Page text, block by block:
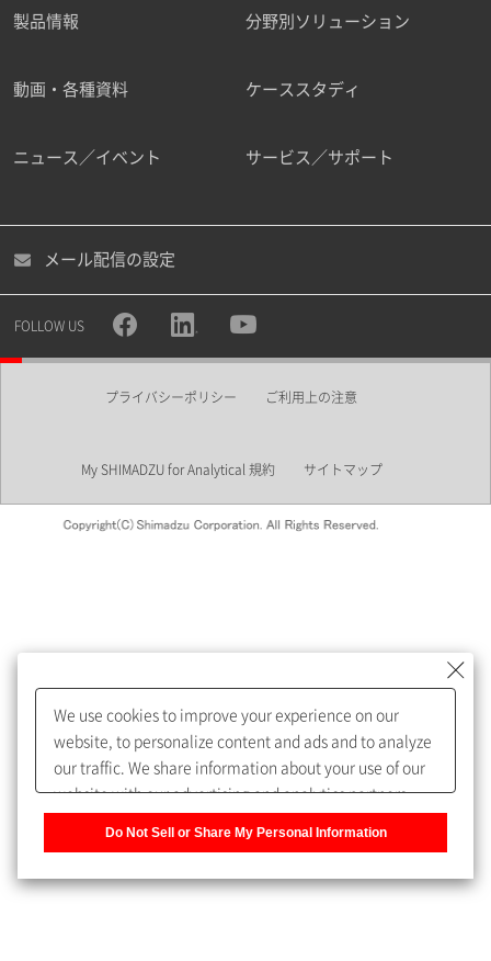
ご勤務先
職種
めします。
My SHIMADZU for Analyticalへ登録いただくと、技術情報や
取扱説明書・Webinarなどの閲覧ができます。
うになります。
製品情報 分野別ソリューション
動画・各種資料 ケーススタディ
ニュース／イベント サービス／サポート
メール配信の設定
FOLLOW US
プライバシーポリシー ご利用上の注意
My SHIMADZU for Analytical 規約 サイトマップ
We use cookies to improve your experience on our
website, to personalize content and ads and to analyze
our traffic. We share information about your use of our
website with our advertising and analytics partners,
Do Not Sell or Share My Personal Information